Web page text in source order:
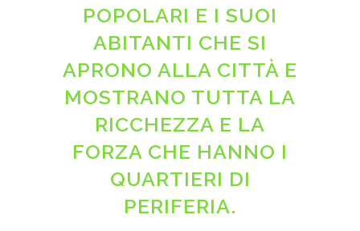
POPOLARI E I SUOI
ABITANTI CHE SI
APRONO ALLA CITTÀ E
MOSTRANO TUTTA LA
RICCHEZZA E LA
FORZA CHE HANNO I
QUARTIERI DI
PERIFERIA.